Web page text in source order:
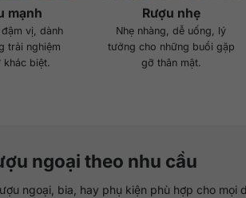
mạnh
vị, dành
trải nghiệm
khác biệt.
Rượu nhẹ
Nhẹ nhàng, dễ uống, lý
tưởng cho những buổi gặp
gỡ thân mật.
ngoại theo nhu cầu
ngoại, bia, hay phụ kiện phù hợp cho mọi